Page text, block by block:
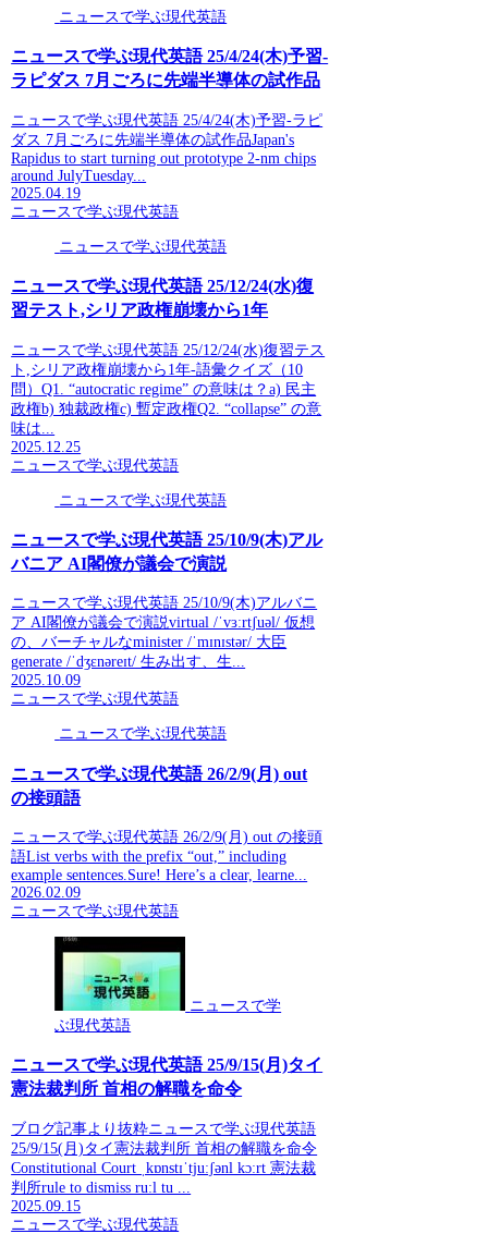
ニュースで学ぶ現代英語
ニュースで学ぶ現代英語 25/4/24(木)予習-
ラピダス 7月ごろに先端半導体の試作品
ニュースで学ぶ現代英語 25/4/24(木)予習-ラピ
ダス 7月ごろに先端半導体の試作品Japan's
Rapidus to start turning out prototype 2-nm chips
around JulyTuesday...
2025.04.19
ニュースで学ぶ現代英語
ニュースで学ぶ現代英語
ニュースで学ぶ現代英語 25/12/24(水)復
習テスト,シリア政権崩壊から1年
ニュースで学ぶ現代英語 25/12/24(水)復習テス
ト,シリア政権崩壊から1年-語彙クイズ（10
問）Q1. “autocratic regime” の意味は？a) 民主
政権b) 独裁政権c) 暫定政権Q2. “collapse” の意
味は...
2025.12.25
ニュースで学ぶ現代英語
ニュースで学ぶ現代英語
ニュースで学ぶ現代英語 25/10/9(木)アル
バニア AI閣僚が議会で演説
ニュースで学ぶ現代英語 25/10/9(木)アルバニ
ア AI閣僚が議会で演説virtual /ˈvɜːrtʃuəl/ 仮想
の、バーチャルなminister /ˈmɪnɪstər/ 大臣
generate /ˈdʒɛnəreɪt/ 生み出す、生...
2025.10.09
ニュースで学ぶ現代英語
ニュースで学ぶ現代英語
ニュースで学ぶ現代英語 26/2/9(月) out
の接頭語
ニュースで学ぶ現代英語 26/2/9(月) out の接頭
語List verbs with the prefix “out,” including
example sentences.Sure! Here’s a clear, learne...
2026.02.09
ニュースで学ぶ現代英語
ニュースで学
ぶ現代英語
ニュースで学ぶ現代英語 25/9/15(月)タイ
憲法裁判所 首相の解職を命令
ブログ記事より抜粋ニュースで学ぶ現代英語
25/9/15(月)タイ憲法裁判所 首相の解職を命令
Constitutional Court ˌkɒnstɪˈtjuːʃənl kɔːrt 憲法裁
判所rule to dismiss ruːl tu ...
2025.09.15
ニュースで学ぶ現代英語